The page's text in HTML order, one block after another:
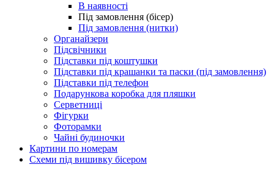
В наявності
Під замовлення (бісер)
Під замовлення (нитки)
Органайзери
Підсвічники
Підставки під коштушки
Підставки під крашанки та паски (під замовлення)
Підставки під телефон
Подарункова коробка для пляшки
Серветниці
Фігурки
Фоторамки
Чайні будиночки
Картини по номерам
Схеми під вишивку бісером